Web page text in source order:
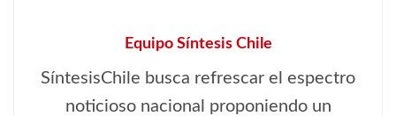
Equipo Síntesis Chile
SíntesisChile busca refrescar el espectro
noticioso nacional proponiendo un